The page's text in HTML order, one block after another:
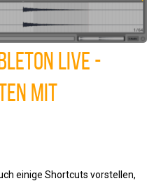
Live -
mit
einige Shortcuts vorstellen,